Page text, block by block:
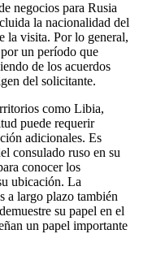
negocios para Rusia
la nacionalidad del
la visita. Por lo general,
un período que
de los acuerdos
del solicitante.
como Libia,
puede requerir
adicionales. Es
consulado ruso en su
conocer los
ubicación. La
a largo plazo también
su papel en el
un papel importante